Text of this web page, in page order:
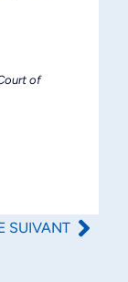
of
SUIVANT